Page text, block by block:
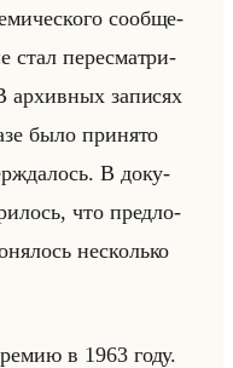
со­об­ще­
стал пе­ре­смат­ри­
ар­хив­ных за­пи­сях
было при­ня­то
В до­ку­
что пред­ло­
несколько
в 1963 году.